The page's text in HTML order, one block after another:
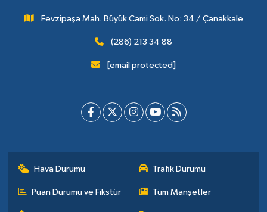
Fevzipaşa Mah. Büyük Cami Sok. No: 34 / Çanakkale
(286) 213 34 88
[email protected]
Hava Durumu Trafik Durumu
Puan Durumu ve Fikstür Tüm Manşetler